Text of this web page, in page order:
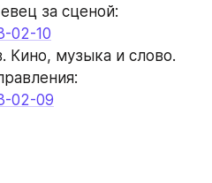
02-10
Кино, музыка и слово.
02-09